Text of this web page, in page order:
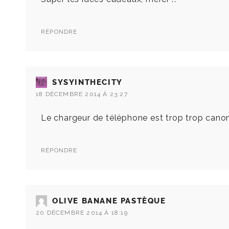
RÉPONDRE
SYSYINTHECITY
18 DÉCEMBRE 2014 À 23:27
Le chargeur de téléphone est trop trop
RÉPONDRE
OLIVE BANANE PASTÈQUE
20 DÉCEMBRE 2014 À 18:19